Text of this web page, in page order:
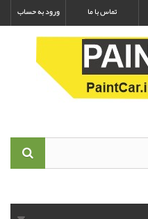
ورود به حساب تماس با ما